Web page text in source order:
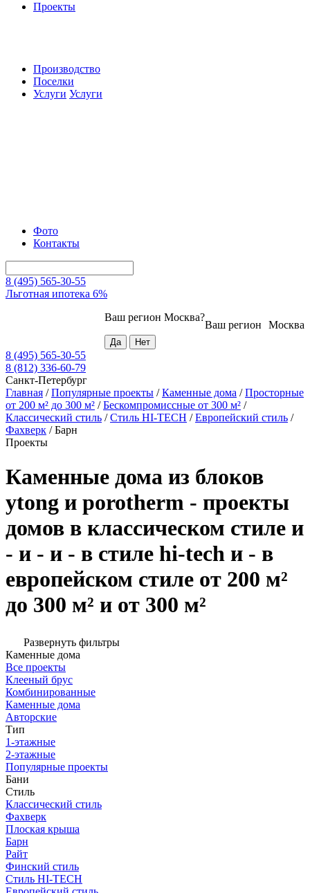
Проекты
Производство
Поселки
Услуги Услуги
Фото
Контакты
8 (495) 565-30-55
Льготная ипотека 6%
Москва
Ваш регион
Ваш регион Москва?
8 (495) 565-30-55
8 (812) 336-60-79
Санкт-Петербург
Главная /Популярные проекты /Каменные дома /Просторные
от 200 м² до 300 м² /Бескомпромиссные от 300 м² /
Классический стиль /Стиль HI-TECH /Европейский стиль /
Фахверк /Барн
Проекты
Каменные дома из блоков
ytong и porotherm - проекты
домов в классическом стиле и
- и - и - в стиле hi-tech и - в
европейском стиле от 200 м²
до 300 м² и от 300 м²
Развернуть фильтры
Каменные дома
Все проекты
Клееный брус
Комбинированные
Каменные дома
Авторские
Тип
1-этажные
2-этажные
Популярные проекты
Бани
Стиль
Классический стиль
Фахверк
Плоская крыша
Барн
Райт
Финский стиль
Стиль HI-TECH